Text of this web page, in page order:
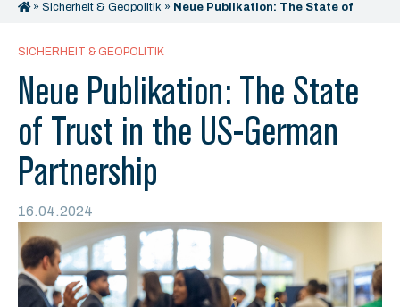
» Sicherheit & Geopolitik » Neue Publikation: The State of
SICHERHEIT & GEOPOLITIK
Neue Publikation: The State
of Trust in the US-German
Partnership
16.04.2024